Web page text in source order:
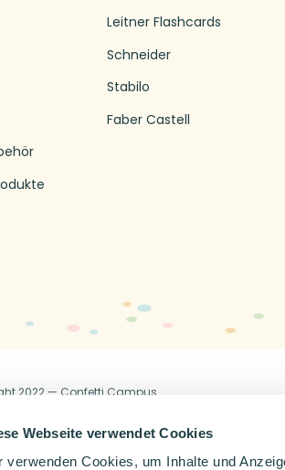
Webseite verwendet Cookies
verwenden Cookies, um Inhalte und
Leitner Flashcards
Schneider
Stabilo
Faber Castell
2022 — Confetti Campus